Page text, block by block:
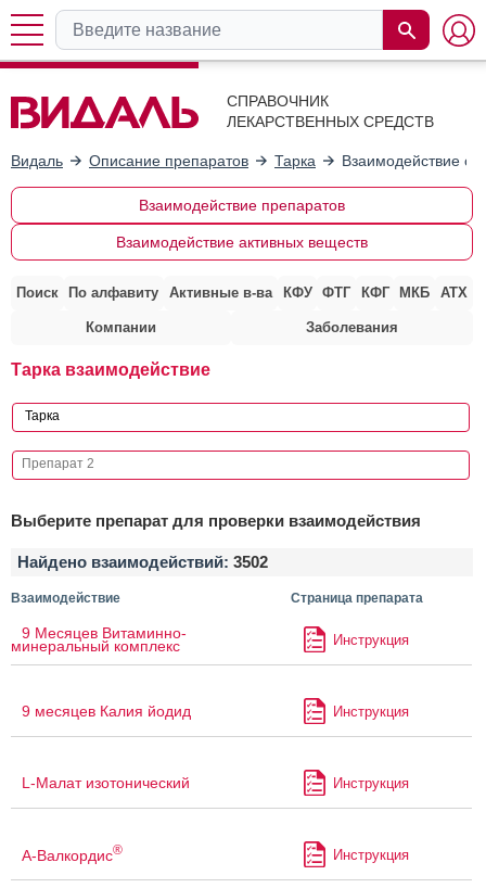
СПРАВОЧНИК
ЛЕКАРСТВЕННЫХ СРЕДСТВ
Видаль Описание препаратов Тарка Взаимодействие с
Взаимодействие препаратов
Взаимодействие активных веществ
Поиск По алфавиту Активные в-ва КФУ ФТГ КФГ МКБ АТХ
Компании Заболевания
Тарка взаимодействие
Выберите препарат для проверки взаимодействия
Найдено взаимодействий: 3502
Взаимодействие Страница препарата
9 Месяцев Витаминно-
минеральный комплекс Инструкция
9 месяцев Калия йодид Инструкция
L-Малат изотонический Инструкция
А-Валкордис® Инструкция